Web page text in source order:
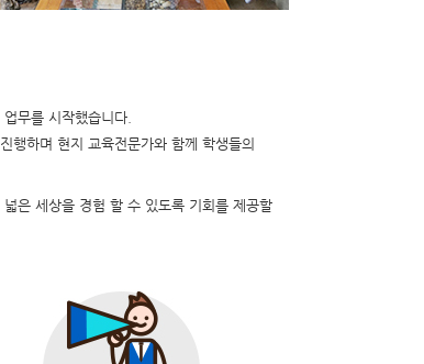
업무를 시작했습니다.
진행하며 현지 교육전문가와 함께 학생들의
넓은 세상을 경험 할 수 있도록 기회를 제공할